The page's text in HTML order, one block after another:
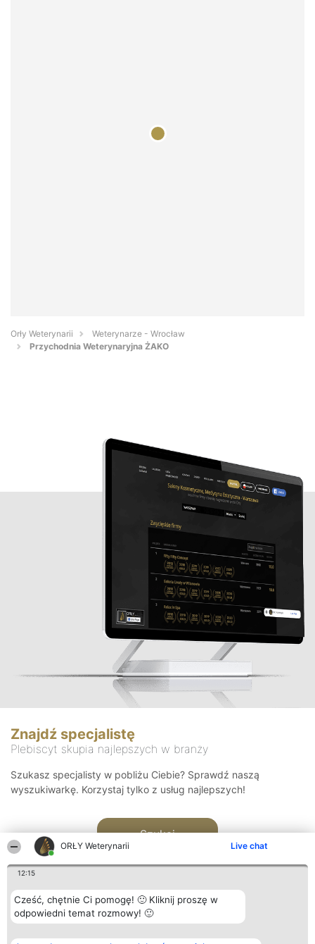
ORŁY Weterynarii Live chat
12:15
Cześć, chętnie Ci pomogę! 🙂 Kliknij proszę w
odpowiedni temat rozmowy! 🙂
Orły Weterynarii
Weterynarze - Wrocław
Przychodnia Weterynaryjna ŻAKO
Znajdź specjalistę
Plebiscyt skupia najlepszych w branży
Szukasz specjalisty w pobliżu Ciebie? Sprawdź naszą
wyszukiwarkę. Korzystaj tylko z usług najlepszych!
Szukaj
Organizator plebiscytu Plebiscyt Kontakt